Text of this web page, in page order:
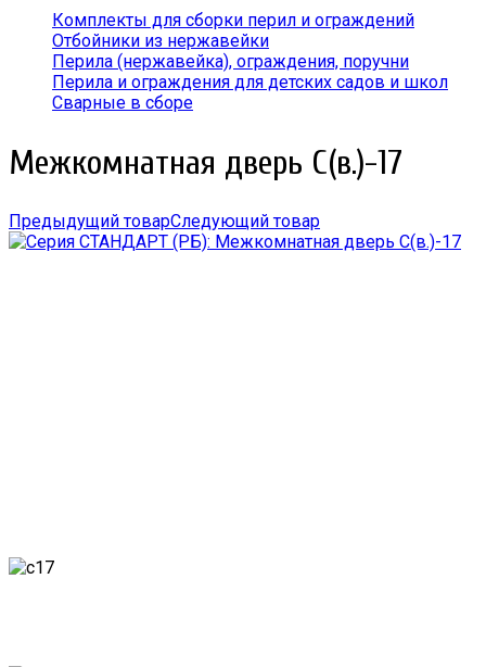
Комплекты для сборки перил и ограждений
Отбойники из нержавейки
Перила (нержавейка), ограждения, поручни
Перила и ограждения для детских садов и школ
Сварные в сборе
Межкомнатная дверь С(в.)-17
Предыдущий товарСледующий товар